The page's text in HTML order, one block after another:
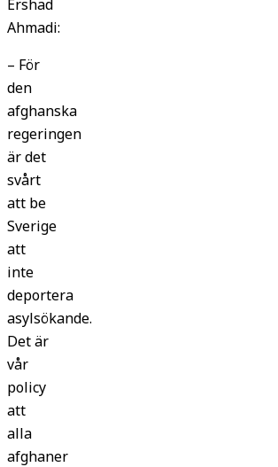
Ahmadi:
– För
den
afghanska
regeringen
är det
svårt
att be
Sverige
att
inte
deportera
asylsökande.
Det är
vår
policy
att
alla
afghaner